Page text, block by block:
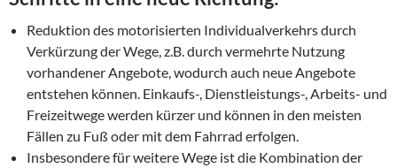
Reduktion des motorisierten Individualverkehrs durch
Verkürzung der Wege, z.B. durch vermehrte Nutzung
vorhandener Angebote, wodurch auch neue Angebote
entstehen können. Einkaufs-, Dienstleistungs-, Arbeits- und
Freizeitwege werden kürzer und können in den meisten
Fällen zu Fuß oder mit dem Fahrrad erfolgen.
Insbesondere für weitere Wege ist die Kombination der